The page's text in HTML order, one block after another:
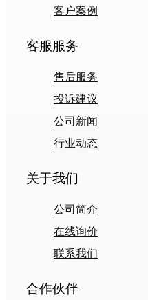
客户案例
客服服务
售后服务
投诉建议
公司新闻
行业动态
关于我们
公司简介
在线询价
联系我们
合作伙伴